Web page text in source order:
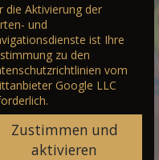
die Aktivierung der
und
ist Ihre
zu den
vom
Google LLC
Zustimmen und
aktivieren